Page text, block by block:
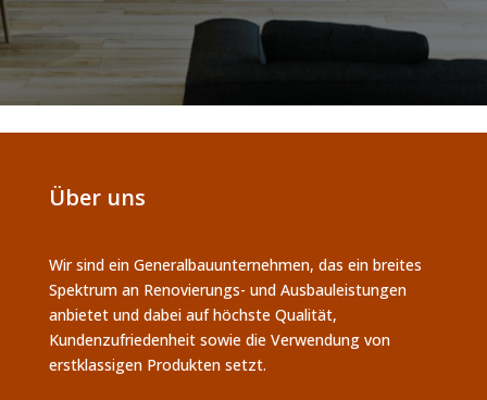
Über uns
Wir sind ein Generalbauunternehmen, das ein breites
Spektrum an Renovierungs- und Ausbauleistungen
anbietet und dabei auf höchste Qualität,
Kundenzufriedenheit sowie die Verwendung von
erstklassigen Produkten setzt.